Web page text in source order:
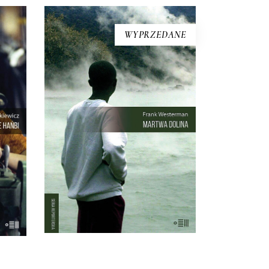
WYPRZEDANE
MARTWA DOLINA
21 sierpnia 1986 roku z doliny w
Kamerunie zniknęło życie.
Kurczaki, pawiany, zebu i ptaki
leżały martwe w trawie – tak
samo jak dwa tysiące mężczyzn,
kobiet i dzieci. Chaty i drzewa
palmowe stały nietknięte. Takie
są fakty. Ale co się wydarzyło?